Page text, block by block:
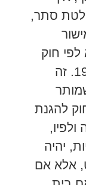
סתר,
חוק
הגנת הפרטיות התשמ"א – 1981. זה
להגנת
יהיה
אלא אם